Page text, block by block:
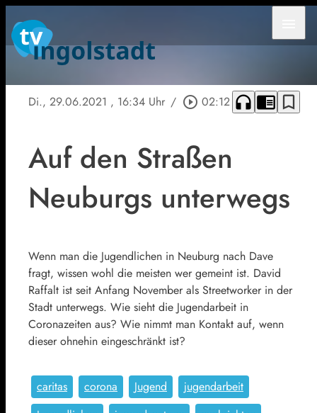
Di., 29.06.2021 , 16:34 Uhr / play_circle_outline 02:12 headphones chrome_reader_mode bookmark_border
Auf den Straßen
Neuburgs unterwegs
Wenn man die Jugendlichen in Neuburg nach Dave
fragt, wissen wohl die meisten wer gemeint ist. David
Raffalt ist seit Anfang November als Streetworker in der
Stadt unterwegs. Wie sieht die Jugendarbeit in
Coronazeiten aus? Wie nimmt man Kontakt auf, wenn
dieser ohnehin eingeschränkt ist?
caritas corona Jugend
jugendarbeit